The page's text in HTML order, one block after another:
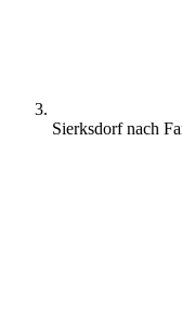
Sierksdorf nach